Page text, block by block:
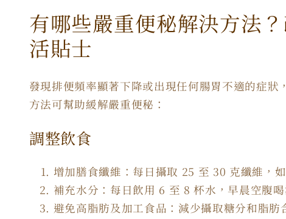
有哪些嚴重便秘解決方法
活貼士
發現排便頻率顯著下降或出現任何腸胃不適的症
方法可幫助緩解嚴重便秘：
調整飲食
增加膳食纖維：每日攝取 25 至 30 克纖維，
補充水分：每日飲用 6 至 8 杯水，早晨空腹
避免高脂肪及加工食品：減少攝取糖分和脂肪